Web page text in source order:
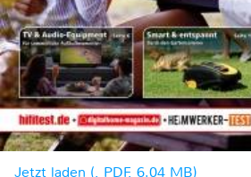
Jetzt laden (, PDF, 6.04 MB)